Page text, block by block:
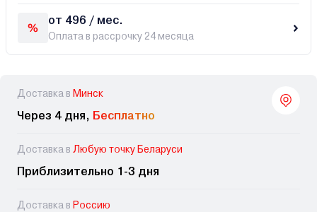
от 496 / мес.
Оплата в рассрочку 24 месяца
Доставка в Минск
Через 4 дня, Бесплатно
Доставка в Любую точку Беларуси
Приблизительно 1-3 дня
Доставка в Россию